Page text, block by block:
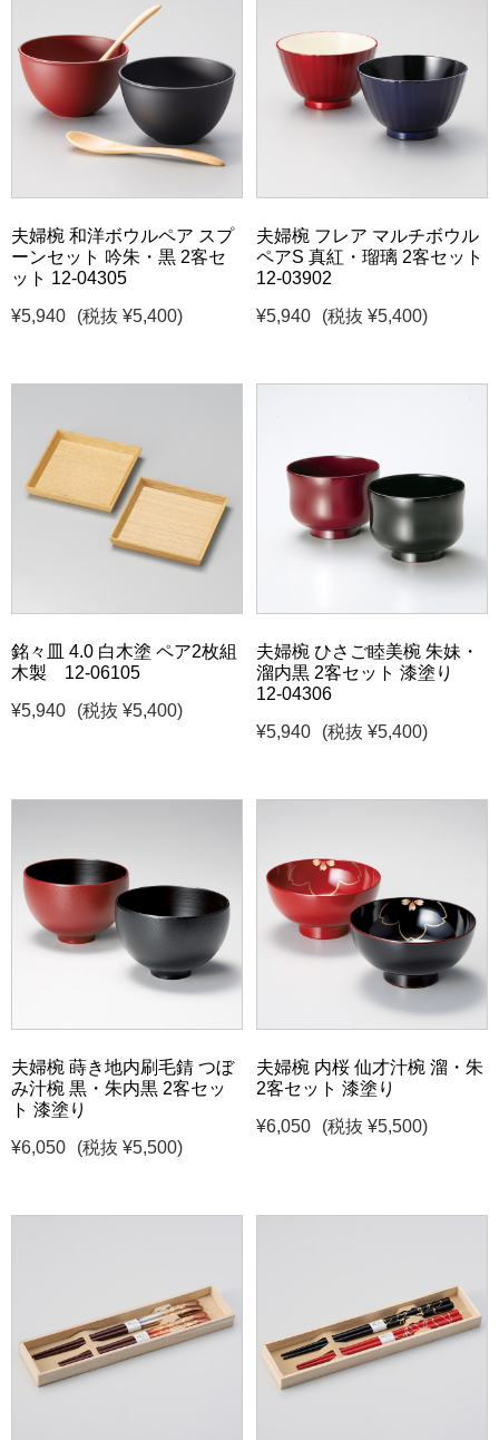
夫婦椀 和洋ボウルペア スプ
ーンセット 吟朱・黒 2客セ
ット 12-04305
¥5,940
(税抜 ¥5,400)
夫婦椀 フレア マルチボウル
ペアS 真紅・瑠璃 2客セット
12-03902
¥5,940
(税抜 ¥5,400)
銘々皿 4.0 白木塗 ペア2枚組
木製 12-06105
¥5,940
(税抜 ¥5,400)
夫婦椀 ひさご睦美椀 朱妹・
溜内黒 2客セット 漆塗り
12-04306
¥5,940
(税抜 ¥5,400)
夫婦椀 蒔き地内刷毛錆 つぼ
み汁椀 黒・朱内黒 2客セッ
ト 漆塗り
¥6,050
(税抜 ¥5,500)
夫婦椀 内桜 仙才汁椀 溜・朱
2客セット 漆塗り
¥6,050
(税抜 ¥5,500)